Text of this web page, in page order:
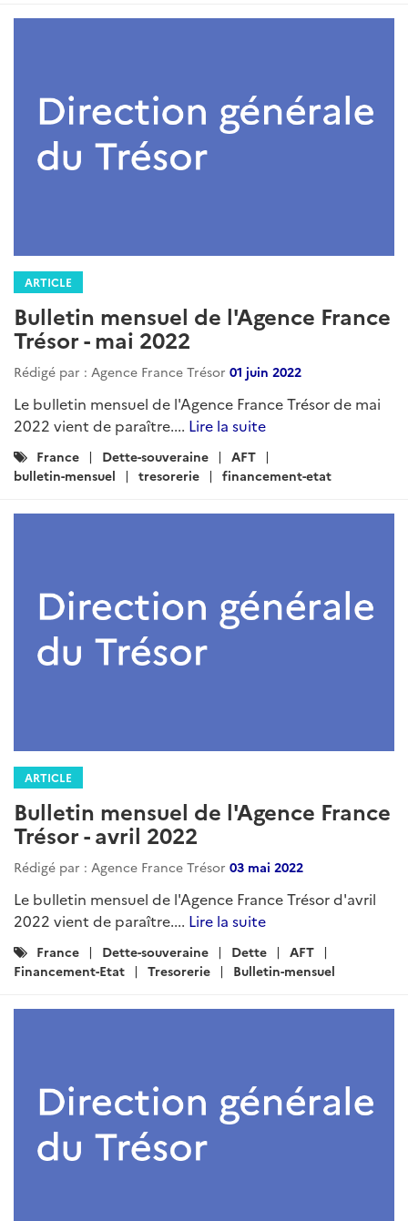
ARTICLE
Bulletin mensuel de l'Agence France
Trésor - mai 2022
Rédigé par : Agence France Trésor 01 juin 2022
Le bulletin mensuel de l'Agence France Trésor de mai
2022 vient de paraître.... Lire la suite
Catégories
:
France Dette-souveraine
AFT
bulletin-mensuel
tresorerie financement-etat
ARTICLE
Bulletin mensuel de l'Agence France
Trésor - avril 2022
Rédigé par : Agence France Trésor 03 mai 2022
Le bulletin mensuel de l'Agence France Trésor d'avril
2022 vient de paraître.... Lire la suite
Catégories
:
France Dette-souveraine Dette
AFT
Financement-Etat
Tresorerie Bulletin-mensuel